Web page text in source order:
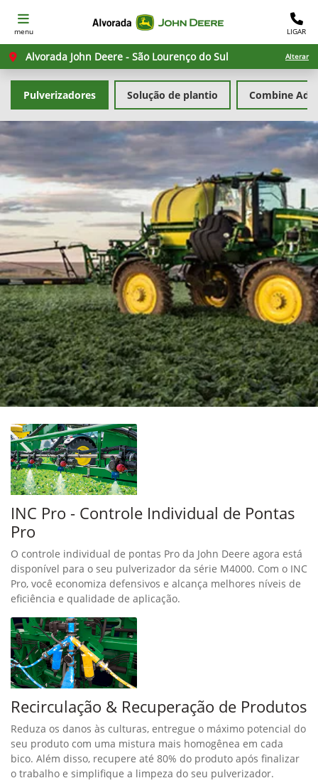
menu LIGAR
Alvorada John Deere - São Lourenço do Sul Alterar
Solução de plantio
Pulverizadores Combine
INC Pro - Controle Individual de Pontas
Pro
O controle individual de pontas Pro da John Deere agora está
disponível para o seu pulverizador da série M4000. Com o INC
Pro, você economiza defensivos e alcança melhores níveis de
eficiência e qualidade de aplicação.
Recirculação & Recuperação de Produtos
Reduza os danos às culturas, entregue o máximo potencial do
seu produto com uma mistura mais homogênea em cada
bico. Além disso, recupere até 80% do produto após finalizar
o trabalho e simplifique a limpeza do seu pulverizador.